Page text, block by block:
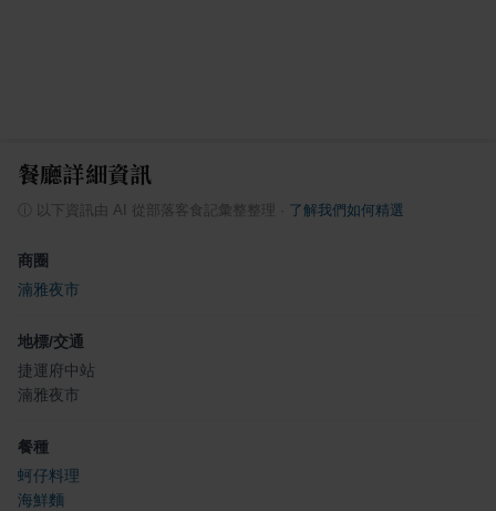
餐廳詳細資訊
以下資訊由 AI 從部落客食記彙整整理 了解我們如何精選
商圈
湳雅夜市
地標/交通
捷運府中站
湳雅夜市
餐種
蚵仔料理
海鮮麵